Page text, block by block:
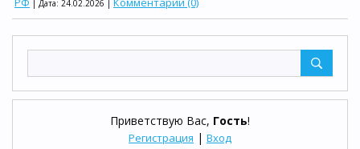
Приветствую Вас, Гость!
Регистрация | Вход
| Дата: 24.02.2026 |